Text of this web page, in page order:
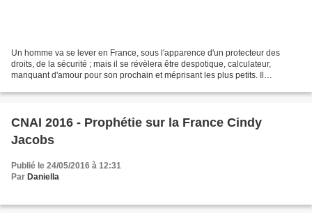
Un homme va se lever en France, sous l'apparence d'un protecteur des
droits, de la sécurité ; mais il se révèlera être despotique, calculateur,
manquant d'amour pour son prochain et méprisant les plus petits. Il
CNAI 2016 - Prophétie sur la France Cindy
Jacobs
Publié le 24/05/2016 à 12:31
Par Daniella